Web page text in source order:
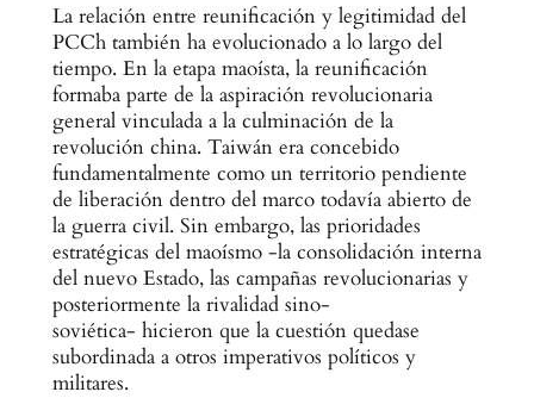
La relación entre reunificación y legitimidad del
PCCh también ha evolucionado a lo largo del
tiempo. En la etapa maoísta, la reunificación
formaba parte de la aspiración revolucionaria
general vinculada a la culminación de la
revolución china. Taiwán era concebido
fundamentalmente como un territorio pendiente
de liberación dentro del marco todavía abierto de
la guerra civil. Sin embargo, las prioridades
estratégicas del maoísmo -la consolidación interna
del nuevo Estado, las campañas revolucionarias y
posteriormente la rivalidad sino-
soviética- hicieron que la cuestión quedase
subordinada a otros imperativos políticos y
militares.